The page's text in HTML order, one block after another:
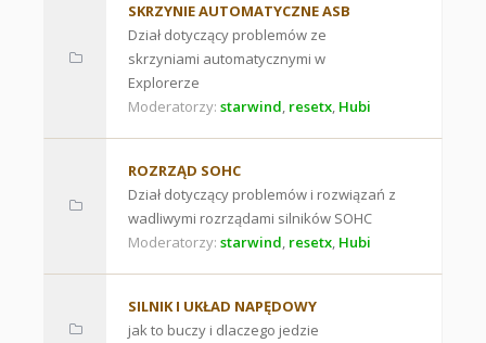
SKRZYNIE AUTOMATYCZNE ASB
Dział dotyczący problemów ze
skrzyniami automatycznymi w
Explorerze
Moderatorzy: starwind, resetx, Hubi
ROZRZĄD SOHC
Dział dotyczący problemów i rozwiązań z
wadliwymi rozrządami silników SOHC
Moderatorzy: starwind, resetx, Hubi
SILNIK I UKŁAD NAPĘDOWY
jak to buczy i dlaczego jedzie